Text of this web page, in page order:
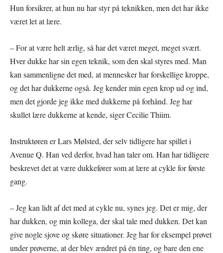
Hun forsikrer, at hun nu har styr på teknikken, men det har ikke
været let at lære.
– For at være helt ærlig, så har det været meget, meget svært.
Hver dukke har sin egen teknik, som den skal styres med. Man
kan sammenligne det med, at mennesker har forskellige kroppe,
og det har dukkerne også. Jeg kender min egen krop ud og ind,
men det gjorde jeg ikke med dukkerne på forhånd. Jeg har
skullet lære dukkerne at kende, siger Cecilie Thiim.
Instruktøren er Lars Mølsted, der selv tidligere har spillet i
Avenue Q. Han ved derfor, hvad han taler om. Han har tidligere
beskrevet det at være dukkefører som at lære at cykle for første
gang.
– Jeg kan lidt af det med at cykle nu, synes jeg. Det er mig, der
har dukken, og min kollega, der skal tale med dukken. Det kan
give nogle sjove og skøre situationer. Jeg har for eksempel prøvet
under prøverne, at der blev ændret på én ting, og bare den ene